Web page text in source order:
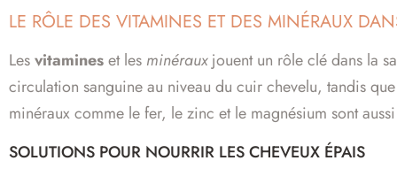
LE RÔLE DES VITAMINES ET DES MINÉRAUX
Lesvitamineset les minérauxjouent un rôle clé dans la
circulation sanguine au niveau du cuir chevelu, tandis
minéraux comme le fer, le zinc et le magnésium sont
SOLUTIONS POUR NOURRIR LES CHEVEUX ÉPAIS